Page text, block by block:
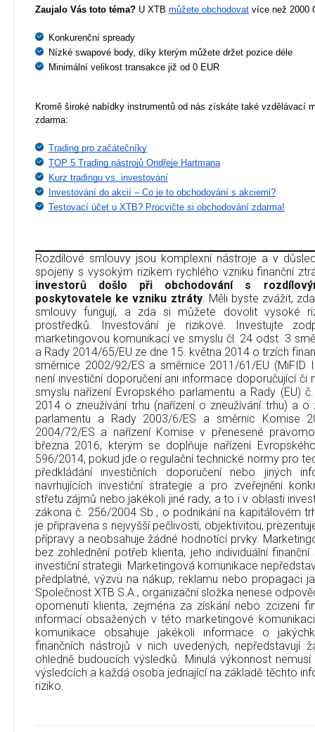
Zaujalo Vás toto téma? U XTB můžete obchodovat více než 2000
Konkurenční spready
Nízké swapové body, díky kterým můžete držet pozice déle
Minimální velikost transakce již od 0 EUR
Kromě široké nabídky instrumentů od nás získáte také vzdělávací
zdarma:
Trading pro začátečníky
TOP 5 Trading nástrojů Ondřeje Hartmana
Kurz tradingu vs. investování
Investování do akcií – Co je to obchodování s akciemi?
Testovací účet u XTB? Procvičte si obchodování zdarma!
Rozdílové smlouvy jsou komplexní nástroje a v
spojeny s vysokým rizikem rychlého vzniku finanční
investorů došlo při obchodování s
poskytovatele ke vzniku ztráty. Měli byste zvážit,
smlouvy fungují, a zda si můžete dovolit vysoké
prostředků. Investování je rizikové. Investujte
marketingovou komunikací ve smyslu čl. 24 odst. 3
a Rady 2014/65/EU ze dne 15. května 2014 o trzích
směrnice 2002/92/ES a směrnice 2011/61/EU (MiFID
není investiční doporučení ani informace doporučující či
smyslu nařízení Evropského parlamentu a Rady (EU)
2014 o zneužívání trhu (nařízení o zneužívání trhu) a o
parlamentu a Rady 2003/6/ES a směrnic Komise
2004/72/ES a nařízení Komise v přenesené
března 2016, kterým se doplňuje nařízení
596/2014, pokud jde o regulační technické normy pro
předkládání investičních doporučení nebo jiných
navrhujících investiční strategie a pro zveřejnění
střetu zájmů nebo jakékoli jiné rady, a to i v oblasti
zákona č. 256/2004 Sb., o podnikání na kapitálovém
je připravena s nejvyšší pečlivostí, objektivitou,
přípravy a neobsahuje žádné hodnotící prvky.
bez zohlednění potřeb klienta, jeho individuální
investiční strategii. Marketingová komunikace
předplatné, výzvu na nákup, reklamu nebo propagaci
Společnost XTB S.A., organizační složka nenese
opomenutí klienta, zejména za získání nebo zcizení
informací obsažených v této marketingové
komunikace obsahuje jakékoli informace o
finančních nástrojů v nich uvedených, nepředstavují
ohledně budoucích výsledků. Minulá výkonnost
výsledcích a každá osoba jednající na základě těchto
riziko.